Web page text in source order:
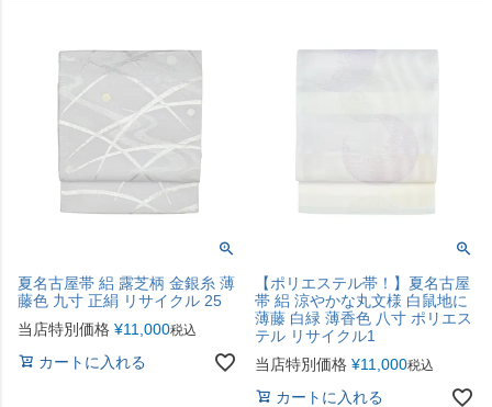
夏名古屋帯 絽 露芝柄 金銀糸 薄
藤色 九寸 正絹 リサイクル 25
当店特別価格 ¥11,000税込
カートに入れる
【ポリエステル帯！】夏名古屋
帯 絽 涼やかな丸文様 白鼠地に
薄藤 白緑 薄香色 八寸 ポリエス
テル リサイクル1
当店特別価格 ¥11,000税込
カートに入れる